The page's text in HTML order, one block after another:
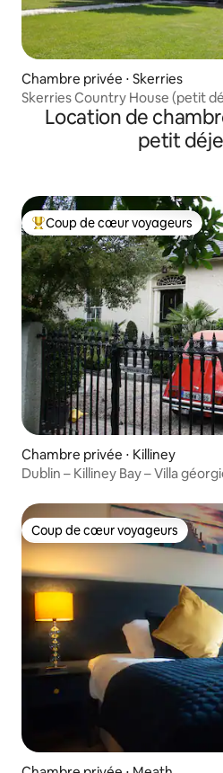
Chambre privée ⋅ Skerries
Skerries Country House (petit
Location de
petit
Coups de cœur voyageurs les
Coup de cœur voyageurs
Chambre privée ⋅ Killiney
Dublin – Killiney Bay – Villa
Coup de cœur voyageurs
Coup de cœur voyageurs